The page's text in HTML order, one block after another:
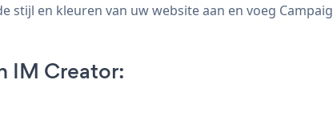
stijl en kleuren van uw website aan en voeg
IM Creator: